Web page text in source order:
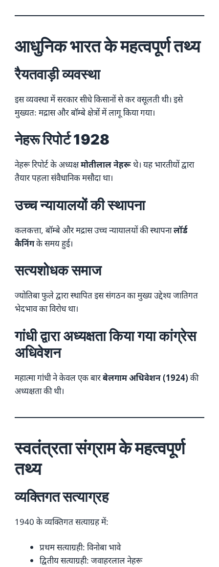
आधुनिक भारत के महत्वपूर्ण तथ्य
रैयतवाड़ी व्यवस्था
इस व्यवस्था में सरकार सीधे किसानों से कर वसूलती थी। इसे
मुख्यतः मद्रास और बॉम्बे क्षेत्रों में लागू किया गया।
नेहरू रिपोर्ट 1928
नेहरू रिपोर्ट के अध्यक्षमोतीलाल नेहरूथे। यह भारतीयों द्वारा
तैयार पहला संवैधानिक मसौदा था।
उच्च न्यायालयों की स्थापना
कलकत्ता, बॉम्बे और मद्रास उच्च न्यायालयों की स्थापनालॉर्ड
कैनिंगके समय हुई।
सत्यशोधक समाज
ज्योतिबा फुले द्वारा स्थापित इस संगठन का मुख्य उद्देश्य जातिगत
भेदभाव का विरोध था।
गांधी द्वारा अध्यक्षता किया गया कांग्रेस
अधिवेशन
महात्मा गांधी ने केवल एक बारबेलगाम अधिवेशन (1924) की
अध्यक्षता की थी।
स्वतंत्रता संग्राम के महत्वपूर्ण
तथ्य
व्यक्तिगत सत्याग्रह
1940 के व्यक्तिगत सत्याग्रह में:
प्रथम सत्याग्रही: विनोबा भावे
द्वितीय सत्याग्रही: जवाहरलाल नेहरू